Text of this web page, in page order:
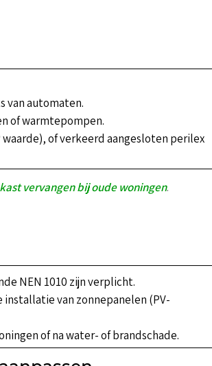
van automaten.
of warmtepompen.
of verkeerd aangesloten perilex
vervangen bij oude woningen.
NEN 1010 zijn verplicht.
van zonnepanelen (PV-
of na water- of brandschade.